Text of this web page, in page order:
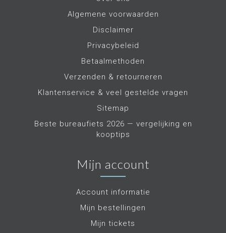
Algemene voorwaarden
Disclaimer
Privacybeleid
Betaalmethoden
Verzenden & retourneren
Klantenservice & veel gestelde vragen
Sitemap
Beste bureaufiets 2026 — vergelijking en
kooptips
Mijn account
Account informatie
Mijn bestellingen
Mijn tickets